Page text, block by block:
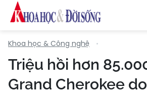
Khoa học & Công nghệ
Triệu hồi hơn
Grand Cherokee